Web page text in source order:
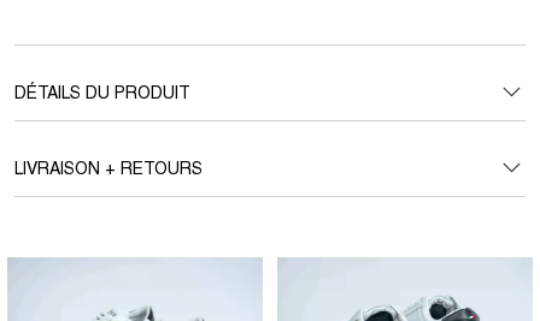
DÉTAILS DU PRODUIT
LIVRAISON + RETOURS